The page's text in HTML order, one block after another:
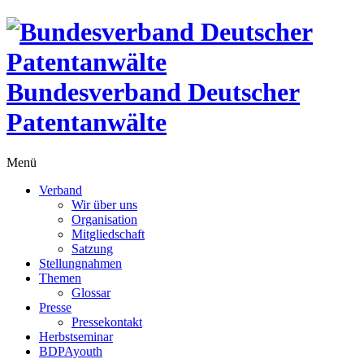
Bundesverband Deutscher
Patentanwälte
Menü
Verband
Wir über uns
Organisation
Mitgliedschaft
Satzung
Stellungnahmen
Themen
Glossar
Presse
Pressekontakt
Herbstseminar
BDPAyouth